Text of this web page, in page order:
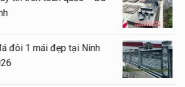
Ninh Bình
giá xây Mộ đá đôi 1 mái đẹp tại Ninh
cuối năm 2026